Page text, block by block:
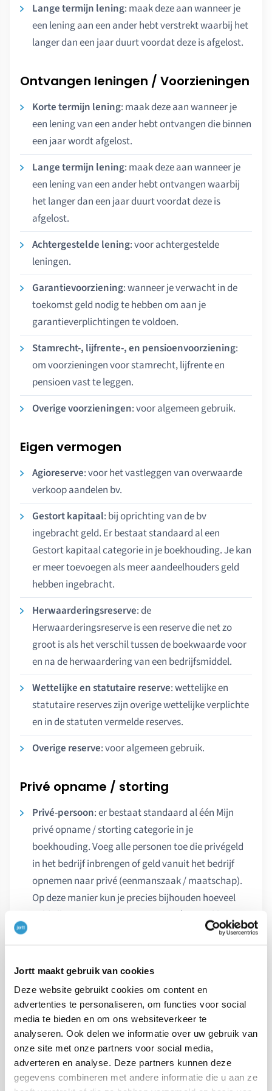
Jortt maakt gebruik van cookies
Deze website gebruikt cookies om content en
advertenties te personaliseren, om functies voor social
media te bieden en om ons websiteverkeer te
analyseren. Ook delen we informatie over uw gebruik van
onze site met onze partners voor social media,
adverteren en analyse. Deze partners kunnen deze
gegevens combineren met andere informatie die u aan ze
Lange termijn lening: maak deze aan wanneer je
een lening aan een ander hebt verstrekt waarbij het
langer dan een jaar duurt voordat deze is afgelost.
Ontvangen leningen / Voorzieningen
Korte termijn lening: maak deze aan wanneer je
een lening van een ander hebt ontvangen die binnen
een jaar wordt afgelost.
Lange termijn lening: maak deze aan wanneer je
een lening van een ander hebt ontvangen waarbij
het langer dan een jaar duurt voordat deze is
afgelost.
Achtergestelde lening: voor achtergestelde
leningen.
Garantievoorziening: wanneer je verwacht in de
toekomst geld nodig te hebben om aan je
garantieverplichtingen te voldoen.
Stamrecht-, lijfrente-, en pensioenvoorziening:
om voorzieningen voor stamrecht, lijfrente en
pensioen vast te leggen.
Overige voorzieningen: voor algemeen gebruik.
Eigen vermogen
Agioreserve: voor het vastleggen van overwaarde
verkoop aandelen bv.
Gestort kapitaal: bij oprichting van de bv
ingebracht geld. Er bestaat standaard al een
Gestort kapitaal categorie in je boekhouding. Je kan
er meer toevoegen als meer aandeelhouders geld
hebben ingebracht.
Herwaarderingsreserve: de
Herwaarderingsreserve is een reserve die net zo
groot is als het verschil tussen de boekwaarde voor
en na de herwaardering van een bedrijfsmiddel.
Wettelijke en statutaire reserve: wettelijke en
statutaire reserves zijn overige wettelijke verplichte
en in de statuten vermelde reserves.
Overige reserve: voor algemeen gebruik.
Privé opname / storting
Privé-persoon: er bestaat standaard al één Mijn
privé opname / storting categorie in je
boekhouding. Voeg alle personen toe die privégeld
in het bedrijf inbrengen of geld vanuit het bedrijf
opnemen naar privé (eenmanszaak / maatschap).
Op deze manier kun je precies bijhouden hoeveel
geld elke persoon precies naar privé onttrokken
Rekening-courant
Rekening-courant: er bestaat standaard al één
rekening-courant categorie in je boekhouding. Via
een rekening-courant worden bedragen over en
weer geboekt tussen de directeur / eigenaar en het
bedrijf (bv). Wanneer je iets betaalt met bedrijfsgeld
voor privédoeleinden dan heb je een schuld aan het